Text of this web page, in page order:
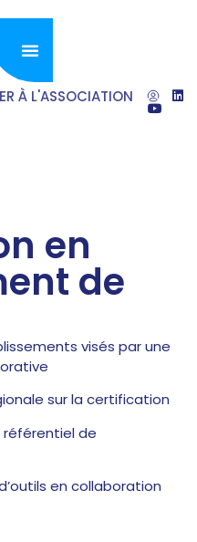
À L'ASSOCIATION
en
de
visés par une
sur la certification
référentiel de
en collaboration